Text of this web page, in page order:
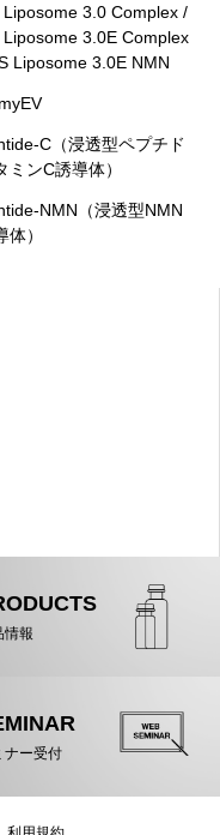
Liposome 3.0 Complex /
Liposome 3.0E Complex
Liposome 3.0E NMN
C（浸透型ペプチド
ミンC誘導体）
NMN（浸透型NMN
体）
情報
ナー受付